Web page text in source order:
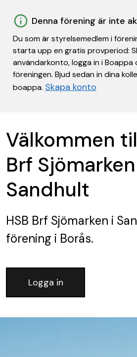
Denna förening är inte
Du som är styrelsemedlem i
starta upp en gratis provperiod:
användarkonto, logga in i Boappa
föreningen. Bjud sedan in dina
boappa. Skapa konto
Välkommen
Brf
Sandhult
HSB Brf Sjömarken i
förening i Borås.
Logga in